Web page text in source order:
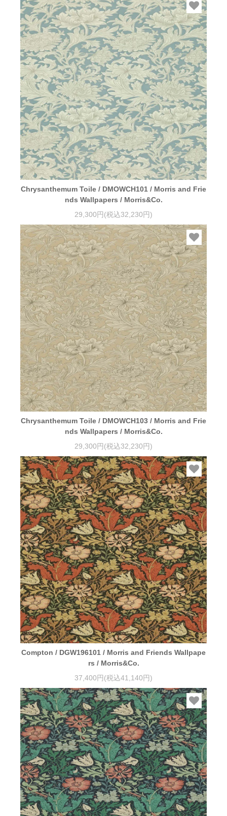
Chrysanthemum Toile / DMOWCH101 / Morris and Frie
nds Wallpapers / Morris&Co.
29,300円(税込32,230円)
Chrysanthemum Toile / DMOWCH103 / Morris and Frie
nds Wallpapers / Morris&Co.
29,300円(税込32,230円)
Compton / DGW196101 / Morris and Friends Wallpape
rs / Morris&Co.
37,400円(税込41,140円)